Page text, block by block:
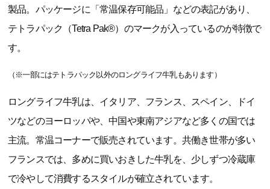
製品。パッケージに「常温保存可能品」などの表記があり、
テトラパック（Tetra Pak®）のマークが入っているのが特徴で
す。
（※一部にはテトラパック以外のロングライフ牛乳もあります）
ロングライフ牛乳は、イタリア、フランス、スペイン、ドイ
ツなどのヨーロッパや、中国や東南アジアなど多くの国では
主流。常温コーナーで販売されています。共働き世帯が多い
フランスでは、多めに買いおきした牛乳を、少しずつ冷蔵庫
で冷やして消費するスタイルが確立されています。